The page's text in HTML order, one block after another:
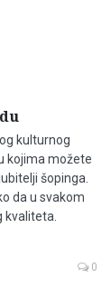
kulturnog
kojima možete
šopinga.
da u svakom
kvaliteta.
0